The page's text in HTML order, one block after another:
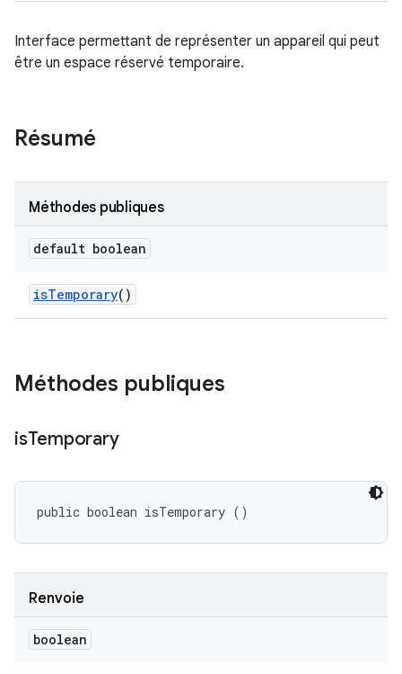
Interface permettant de représenter un appareil qui peut
être un espace réservé temporaire.
Résumé
Méthodes publiques
default boolean
isTemporary()
Méthodes publiques
isTemporary
public boolean isTemporary ()
Renvoie
boolean